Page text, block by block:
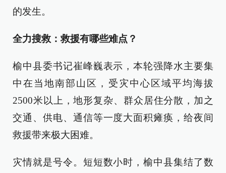
的发生。
全力搜救：救援有哪些难点？
榆中县委书记崔峰巍表示，本轮强降水主要集
中在当地南部山区，受灾中心区域平均海拔
2500米以上，地形复杂、群众居住分散，加之
交通、供电、通信等一度大面积瘫痪，给夜间
救援带来极大困难。
灾情就是号令。短短数小时，榆中县集结了数